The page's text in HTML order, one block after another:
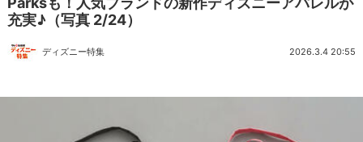
充実♪（写真 2/24）
ディズニー特集 2026.3.4 20:55